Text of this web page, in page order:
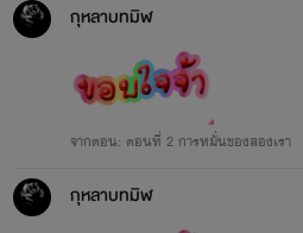
กุหลาบทมิฬ
จากตอน: ตอนที่ 2 การหมั่นของสองเรา
กุหลาบทมิฬ